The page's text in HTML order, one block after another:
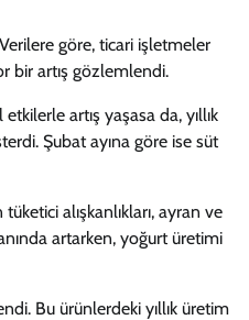
göre, ticari işletmeler
bir artış gözlemlendi.
artış yaşasa da, yıllık
Şubat ayına göre ise süt
alışkanlıkları, ayran ve
artarken, yoğurt üretimi
Bu ürünlerdeki yıllık üretim